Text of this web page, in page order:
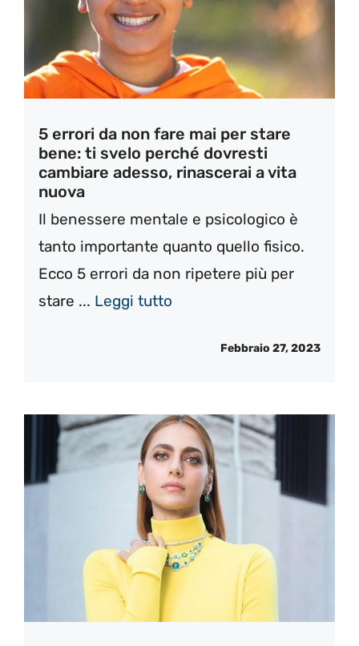
5 errori da non fare mai per stare
bene: ti svelo perché dovresti
cambiare adesso, rinascerai a vita
nuova
Il benessere mentale e psicologico è
tanto importante quanto quello fisico.
Ecco 5 errori da non ripetere più per
stare ... Leggi tutto
Febbraio 27, 2023